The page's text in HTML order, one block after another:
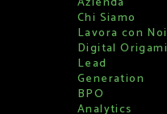
Chi Siamo
Lavora con Noi
Digital Origami
Lead
Generation
BPO
Analytics